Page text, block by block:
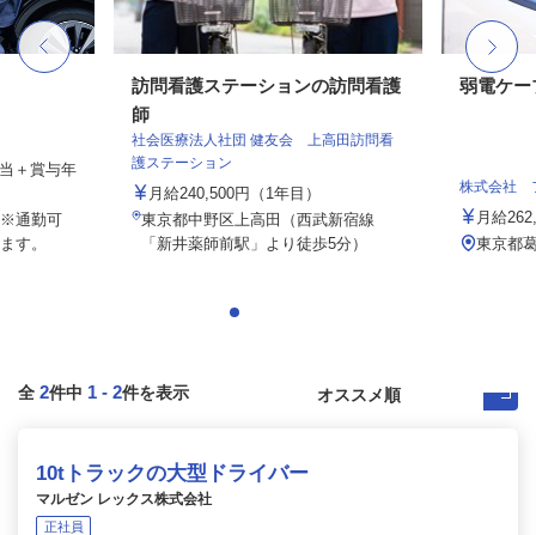
＋賞与年
通勤可
す。
訪問看護ステーションの訪問看護
師
社会医療法人社団 健友会 上高田訪問看
護ステーション
月給240,500円（1年目）
東京都中野区上高田（西武新宿線
「新井薬師前駅」より徒歩5分）
弱電ケー
株式会社
月給
東京都
全 2件中 1 - 2件を表示
10tトラックの大型ドライバー
マルゼン レックス株式会社
正社員